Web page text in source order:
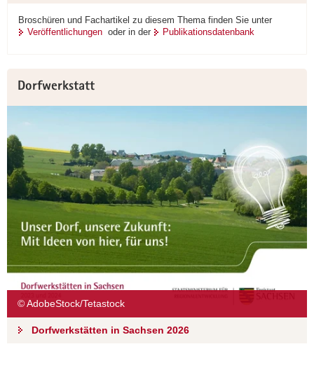
Broschüren und Fachartikel zu diesem Thema finden Sie unter
Veröffentlichungen oder in der Publikationsdatenbank
Dorfwerkstatt
© AdobeStock/Tetastock
Dorfwerkstätten in Sachsen 2026